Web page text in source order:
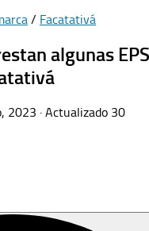
/ Facatativá
algunas EPS
2023 · Actualizado 30